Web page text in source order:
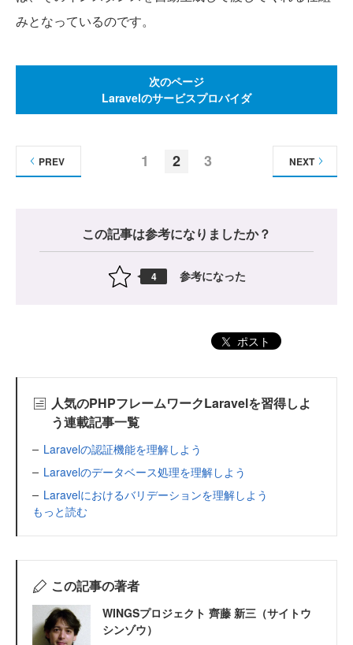
みとなっているのです。
次のページ
Laravelのサービスプロバイダ
1 2 3
PREV NEXT
この記事は参考になりましたか？
4 参考になった
ポスト
人気のPHPフレームワークLaravelを習得しよ
う連載記事一覧
Laravelの認証機能を理解しよう
Laravelのデータベース処理を理解しよう
Laravelにおけるバリデーションを理解しよう
もっと読む
この記事の著者
WINGSプロジェクト 齊藤 新三（サイトウ
シンゾウ）